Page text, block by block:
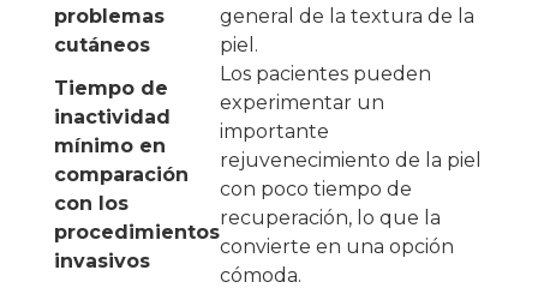
problemas
cutáneos
general de la textura de la
piel.
Tiempo de
inactividad
mínimo en
comparación
con los
procedimientos
invasivos
Los pacientes pueden
experimentar un
importante
rejuvenecimiento de la piel
con poco tiempo de
recuperación, lo que la
convierte en una opción
cómoda.